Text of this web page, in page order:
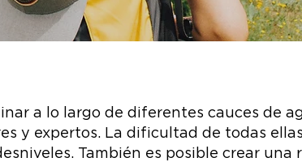
a lo largo de diferentes cauces de
y expertos. La dificultad de todas
También es posible crear una